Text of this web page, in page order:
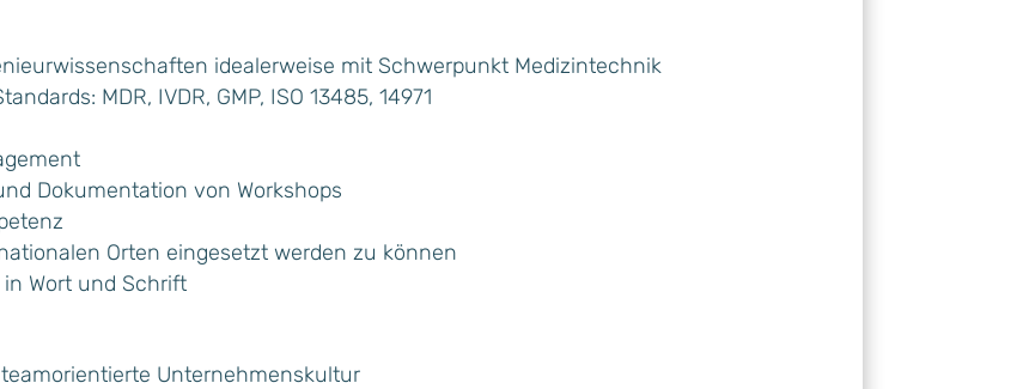
idealerweise mit Schwerpunkt Medizintechnik
MDR, IVDR, GMP, ISO 13485, 14971
Dokumentation von Workshops
Orten eingesetzt werden zu können
Wort und Schrift
Unternehmenskultur